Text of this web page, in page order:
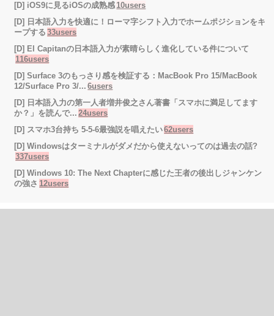
[D] iOS9に見るiOSの成熟感10users
[D] 日本語入力を快適に！ローマ字シフト入力でホームポジションをキ
ープする 33users
[D] El Capitanの日本語入力が素晴らしく進化している件について
116users
[D] Surface 3のもっさり感を検証する：MacBook Pro 15/MacBook
12/Surface Pro 3/... 6users
[D] 日本語入力の第一人者増井俊之さん著書「スマホに満足してます
か？」を読んで... 24users
[D] スマホ3台持ち 5-5-6最強説を唱えたい62users
[D] Windowsはターミナルがダメだから使えないってのは過去の話?
337users
[D] Windows 10: The Next Chapterに感じた王者の後出しジャンケン
の強さ 12users